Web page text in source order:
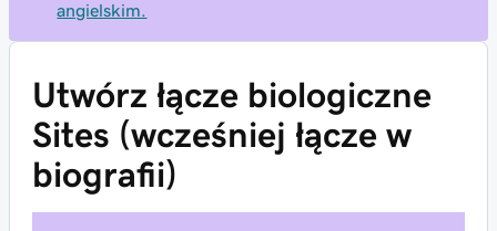
angielskim.
Utwórz łącze biologiczne
Sites (wcześniej łącze w
biografii)